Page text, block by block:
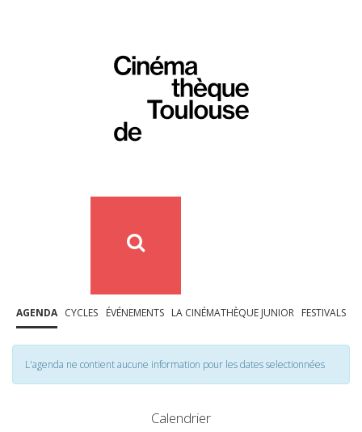
AGENDA CYCLES ÉVÉNEMENTS LA CINÉMATHÈQUE JUNIOR FESTIVALS
L'agenda ne contient aucune information pour les dates selectionnées
Calendrier